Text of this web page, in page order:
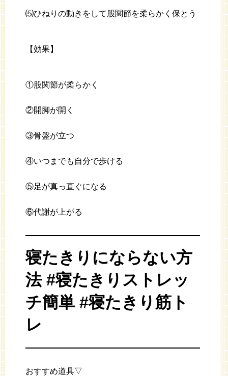
⑸ひねりの動きをして股関節を柔らかく保とう
【効果】
①股関節が柔らかく
②開脚が開く
③骨盤が立つ
④いつまでも自分で歩ける
⑤足が真っ直ぐになる
⑥代謝が上がる
寝たきりにならない方
法 #寝たきりストレッ
チ簡単 #寝たきり筋ト
レ
おすすめ道具▽